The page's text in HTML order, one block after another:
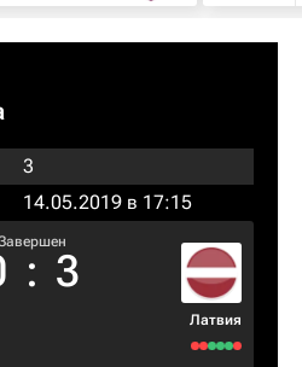
3
14.05.2019 в 17:15
: 3
Латвия